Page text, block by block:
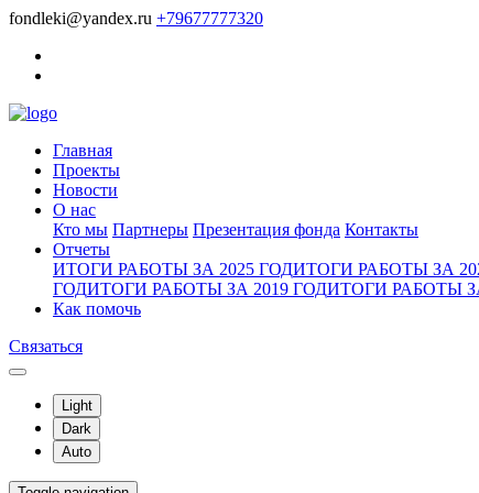
fondleki@yandex.ru +79677777320
Главная
Проекты
Новости
О нас
Кто мы Партнеры Презентация фонда Контакты
Отчеты
ИТОГИ РАБОТЫ ЗА 2025 ГОДИТОГИ РАБОТЫ ЗА
ГОДИТОГИ РАБОТЫ ЗА 2019 ГОДИТОГИ РАБОТЫ
Как помочь
Связаться
Light
Dark
Auto